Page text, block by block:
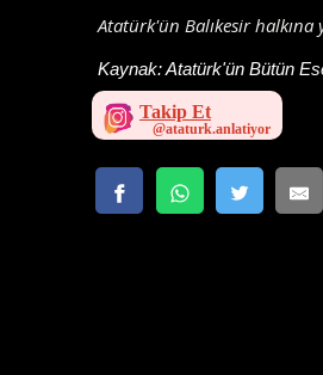
Atatürk'ün Balıkesir halkına
Kaynak:Atatürk'ün Bütün
Takip Et